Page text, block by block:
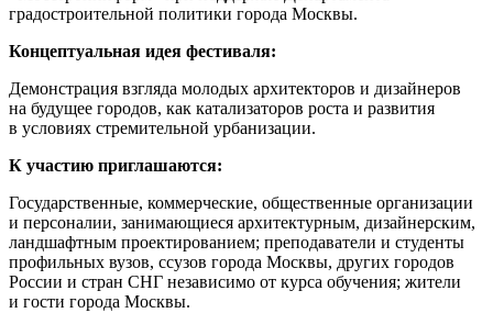
градостроительной политики города Москвы.
Концептуальная идея фестиваля:
Демонстрация взгляда молодых архитекторов и дизайнеров
на будущее городов, как катализаторов роста и развития
в условиях стремительной урбанизации.
К участию приглашаются:
Государственные, коммерческие, общественные организации
и персоналии, занимающиеся архитектурным, дизайнерским,
ландшафтным проектированием; преподаватели и студенты
профильных вузов, ссузов города Москвы, других городов
России и стран СНГ независимо от курса обучения; жители
и гости города Москвы.